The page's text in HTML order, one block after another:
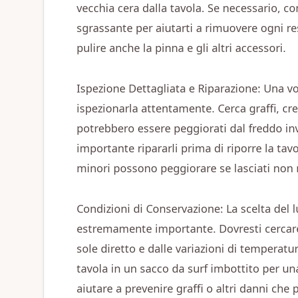
vecchia cera dalla tavola. Se necessario,
sgrassante per aiutarti a rimuovere ogni
pulire anche la pinna e gli altri accessori.
Ispezione Dettagliata e Riparazione: Una
ispezionarla attentamente. Cerca graffi,
potrebbero essere peggiorati dal freddo
importante ripararli prima di riporre la
minori possono peggiorare se lasciati non
Condizioni di Conservazione: La scelta del
estremamente importante. Dovresti
sole diretto e dalle variazioni di
tavola in un sacco da surf imbottito per
aiutare a prevenire graffi o altri danni che